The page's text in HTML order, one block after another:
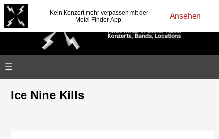
Kein Konzert mehr verpassen mit der
Metal Finder-App.
Ansehen
☰
Ice Nine Kills